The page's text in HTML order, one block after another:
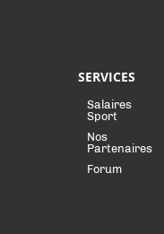
SERVICES
Salaires
Sport
Nos
Partenaires
Forum